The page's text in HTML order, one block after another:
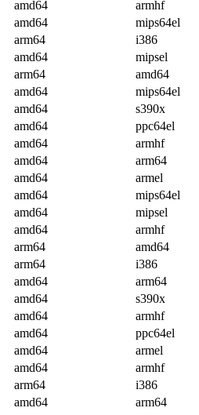
amd64
armhf
amd64
mips64el
arm64
i386
amd64
mipsel
arm64
amd64
amd64
mips64el
amd64
s390x
amd64
ppc64el
amd64
armhf
amd64
arm64
amd64
armel
amd64
mips64el
amd64
mipsel
amd64
armhf
arm64
amd64
arm64
i386
amd64
arm64
amd64
s390x
amd64
armhf
amd64
ppc64el
amd64
armel
amd64
armhf
arm64
i386
amd64
arm64